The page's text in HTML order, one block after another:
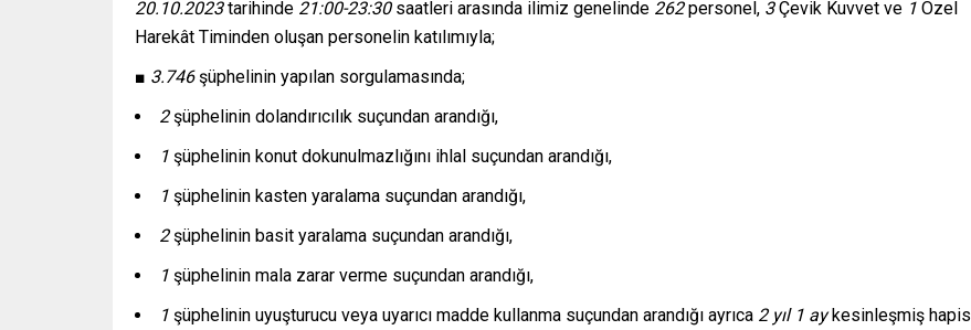
20.10.2023tarihinde 21:00-23:30saatleri arasında ilimiz genelinde 262personel, 3Çevik Kuvvet ve 1 Özel
Harekât Timinden oluşan personelin katılımıyla;
■ 3.746şüphelinin yapılan sorgulamasında;
2şüphelinin dolandırıcılık suçundan arandığı,
1 şüphelinin konut dokunulmazlığını ihlal suçundan arandığı,
1 şüphelinin kasten yaralama suçundan arandığı,
2şüphelinin basit yaralama suçundan arandığı,
1 şüphelinin mala zarar verme suçundan arandığı,
1 şüphelinin uyuşturucu veya uyarıcı madde kullanma suçundan arandığı ayrıca 2 yıl 1 aykesinleşmiş hapis